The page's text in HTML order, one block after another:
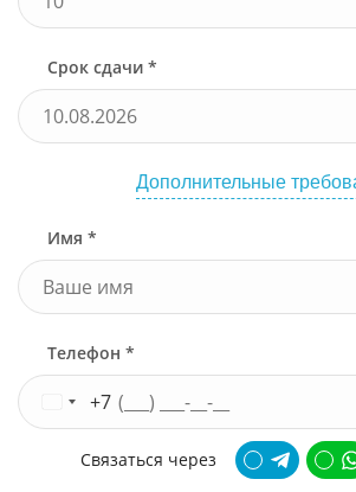
Срок сдачи *
Дополнительные
Имя *
Телефон *
+7
Связаться через